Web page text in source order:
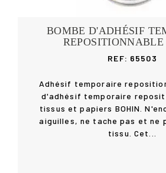
Acheter
BOMBE D'ADHÉSIF
REF: 65503
Adhésif temporaire
d'adhésif temporaire
tissus et papiers BOHIN.
aiguilles, ne tache pas et ne
tissu. Cet...